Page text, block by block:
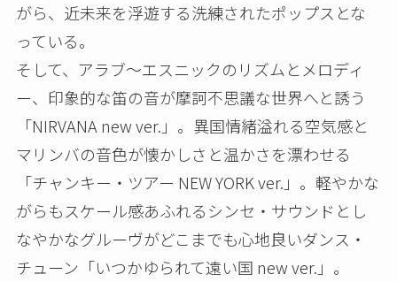
がら、近未来を浮遊する洗練されたポップスとな
っている。
そして、アラブ～エスニックのリズムとメロディ
ー、印象的な笛の音が摩訶不思議な世界へと誘う
「NIRVANA new ver.」。異国情緒溢れる空気感と
マリンバの音色が懐かしさと温かさを漂わせる
「チャンキー・ツアー NEW YORK ver.」。軽やかな
がらもスケール感あふれるシンセ・サウンドとし
なやかなグルーヴがどこまでも心地良いダンス・
チューン「いつかゆられて遠い国 new ver.」。